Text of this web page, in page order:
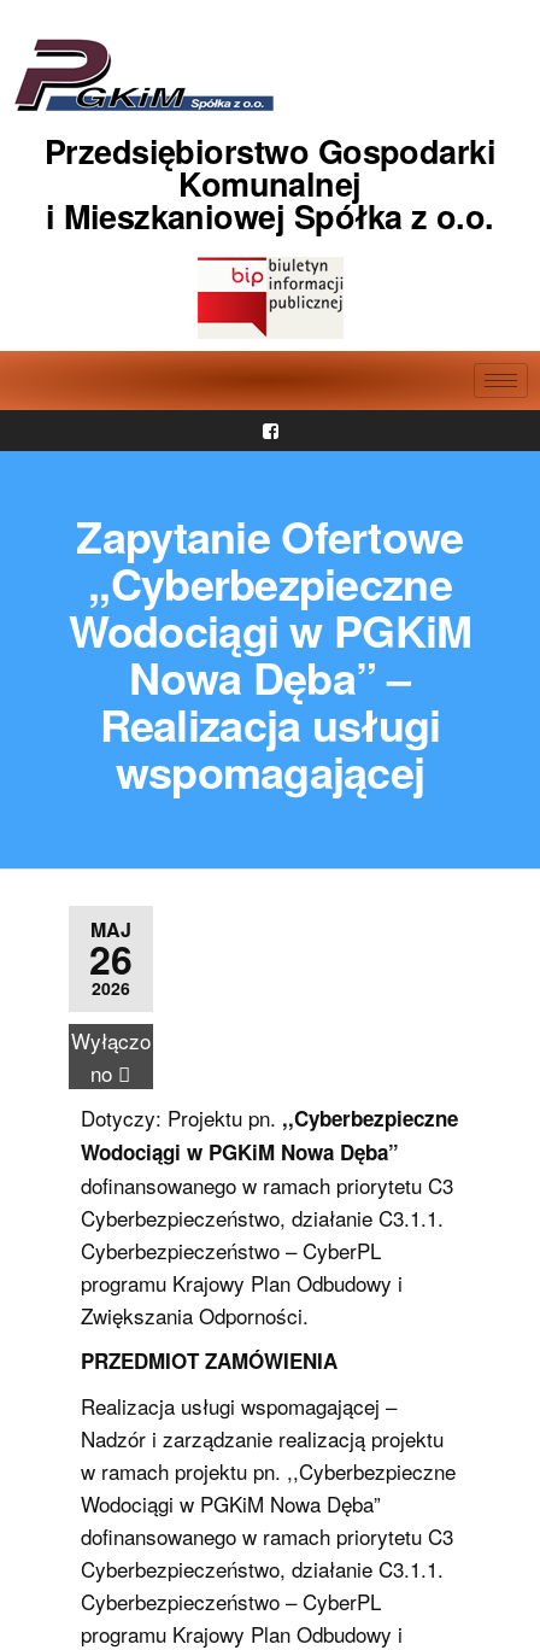
Przedsiębiorstwo Gospodarki
Komunalnej
i Mieszkaniowej Spółka z o.o.
Zapytanie Ofertowe
,,Cyberbezpieczne
Wodociągi w PGKiM
Nowa Dęba” –
Realizacja usługi
wspomagającej
MAJ
26
2026
Wyłączo
no
Dotyczy: Projektu pn. ,,Cyberbezpieczne
Wodociągi w PGKiM Nowa Dęba”
dofinansowanego w ramach priorytetu C3
Cyberbezpieczeństwo, działanie C3.1.1.
Cyberbezpieczeństwo – CyberPL
programu Krajowy Plan Odbudowy i
Zwiększania Odporności.
PRZEDMIOT ZAMÓWIENIA
Realizacja usługi wspomagającej –
Nadzór i zarządzanie realizacją projektu
w ramach projektu pn. ,,Cyberbezpieczne
Wodociągi w PGKiM Nowa Dęba”
dofinansowanego w ramach priorytetu C3
Cyberbezpieczeństwo, działanie C3.1.1.
Cyberbezpieczeństwo – CyberPL
programu Krajowy Plan Odbudowy i